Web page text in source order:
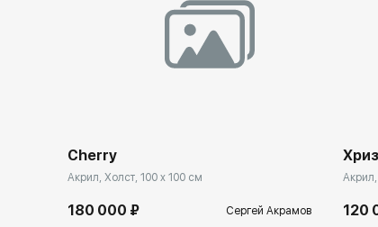
Cherry
Акрил, Холст, 100 x 100 см
180 000 ₽ Сергей Акрамов 120